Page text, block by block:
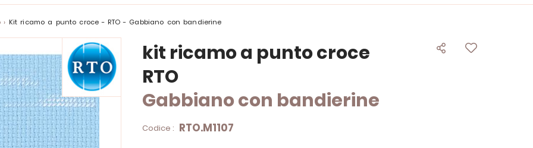
kit ricamo a punto croce - RTO - Gabbiano con bandierine
kit ricamo a punto croce
RTO
Gabbiano con bandierine
Codice : RTO.M1107